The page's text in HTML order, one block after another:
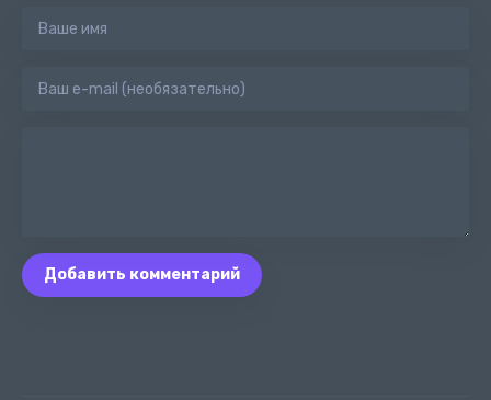
Добавить комментарий